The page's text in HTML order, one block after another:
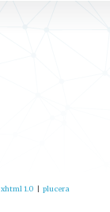
xhtml 1.0 | plucera